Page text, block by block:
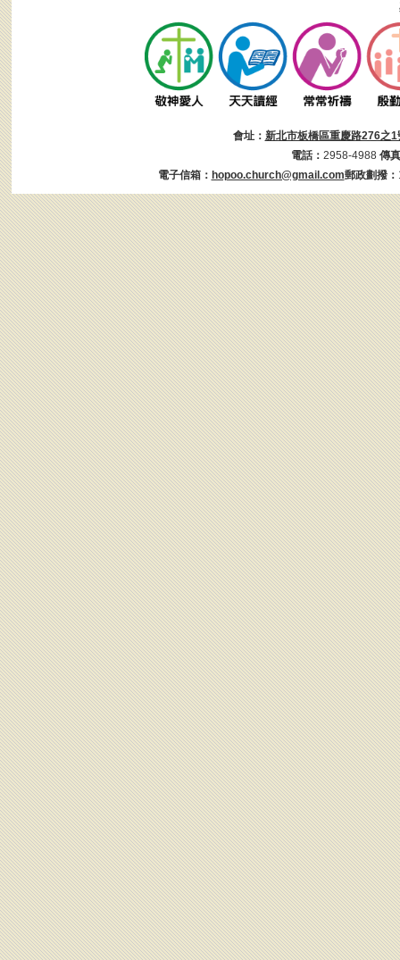
會址： 新北市板橋區重慶路276之1
電話： 2958-4988 傳
電子信箱： hopoo.church@gmail.com郵政劃撥：